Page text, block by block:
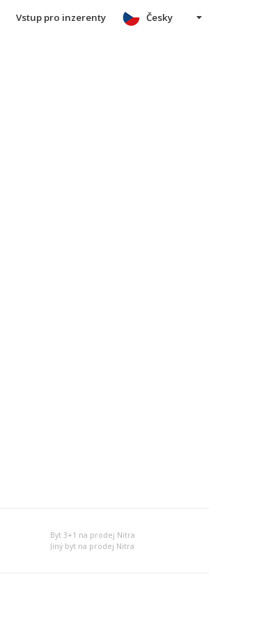
Vstup pro inzerenty Česky
Byt 3+1 na prodej Nitra
Jiný byt na prodej Nitra